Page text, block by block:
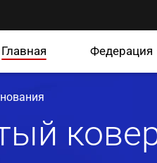
Главная Федерация